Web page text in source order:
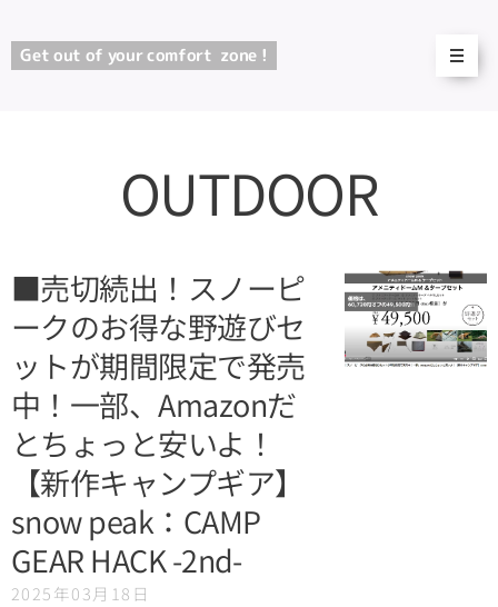
Get out of your comfort zone !
OUTDOOR
■売切続出！スノーピ
ークのお得な野遊びセ
ットが期間限定で発売
中！一部、Amazonだ
とちょっと安いよ！
【新作キャンプギア】
snow peak：CAMP
GEAR HACK -2nd-
2025年03月18日